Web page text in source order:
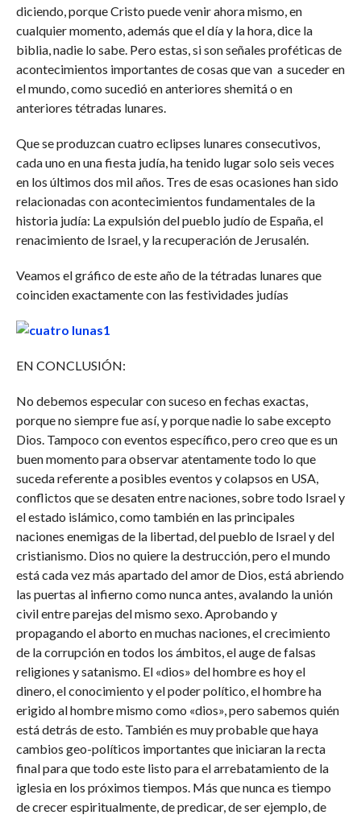
diciendo, porque Cristo puede venir ahora mismo, en
cualquier momento, además que el día y la hora, dice la
biblia, nadie lo sabe. Pero estas, si son señales proféticas de
acontecimientos importantes de cosas que van a suceder en
el mundo, como sucedió en anteriores shemitá o en
anteriores tétradas lunares.
Que se produzcan cuatro eclipses lunares consecutivos,
cada uno en una fiesta judía, ha tenido lugar solo seis veces
en los últimos dos mil años. Tres de esas ocasiones han sido
relacionadas con acontecimientos fundamentales de la
historia judía: La expulsión del pueblo judío de España, el
renacimiento de Israel, y la recuperación de Jerusalén.
Veamos el gráfico de este año de la tétradas lunares que
coinciden exactamente con las festividades judías
EN CONCLUSIÓN:
No debemos especular con suceso en fechas exactas,
porque no siempre fue así, y porque nadie lo sabe excepto
Dios. Tampoco con eventos específico, pero creo que es un
buen momento para observar atentamente todo lo que
suceda referente a posibles eventos y colapsos en USA,
conflictos que se desaten entre naciones, sobre todo Israel y
el estado islámico, como también en las principales
naciones enemigas de la libertad, del pueblo de Israel y del
cristianismo. Dios no quiere la destrucción, pero el mundo
está cada vez más apartado del amor de Dios, está abriendo
las puertas al infierno como nunca antes, avalando la unión
civil entre parejas del mismo sexo. Aprobando y
propagando el aborto en muchas naciones, el crecimiento
de la corrupción en todos los ámbitos, el auge de falsas
religiones y satanismo. El «dios» del hombre es hoy el
dinero, el conocimiento y el poder político, el hombre ha
erigido al hombre mismo como «dios», pero sabemos quién
está detrás de esto. También es muy probable que haya
cambios geo-políticos importantes que iniciaran la recta
final para que todo este listo para el arrebatamiento de la
iglesia en los próximos tiempos. Más que nunca es tiempo
de crecer espiritualmente, de predicar, de ser ejemplo, de